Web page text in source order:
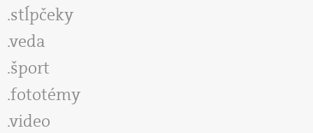
stĺpčeky
veda
šport
fototémy
video